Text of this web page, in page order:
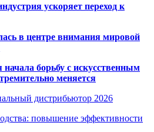
ускоряет переход к
в центре внимания мировой
борьбу с искусственным
меняется
дистрибьютор 2026
повышение эффективности